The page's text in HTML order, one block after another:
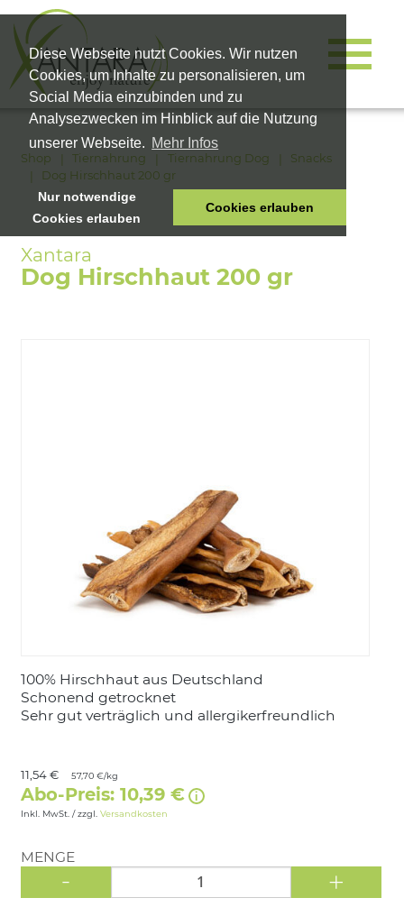
Diese Webseite nutzt Cookies. Wir nutzen
Cookies, um Inhalte zu personalisieren, um
Social Media einzubinden und zu
Analysezwecken im Hinblick auf die Nutzung
unserer Webseite. Mehr Infos
Nur notwendige
Cookies erlauben
Cookies erlauben
HOME
TIERNAHRUNG
VITALPRODUKTE
Shop Tiernahrung Tiernahrung Dog
Snacks
Dog Hirschhaut 200 gr
Dog Hirschhaut 200 gr
100% Hirschhaut aus Deutschland
Schonend getrocknet
Sehr gut verträglich und allergikerfreundlich
11,54 € 57,70 €/kg
Abo-Preis: 10,39 €
Inkl. MwSt. / zzgl. Versandkosten
MENGE
- +